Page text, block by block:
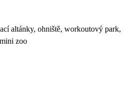
altánky, ohniště, workoutový park,
zoo